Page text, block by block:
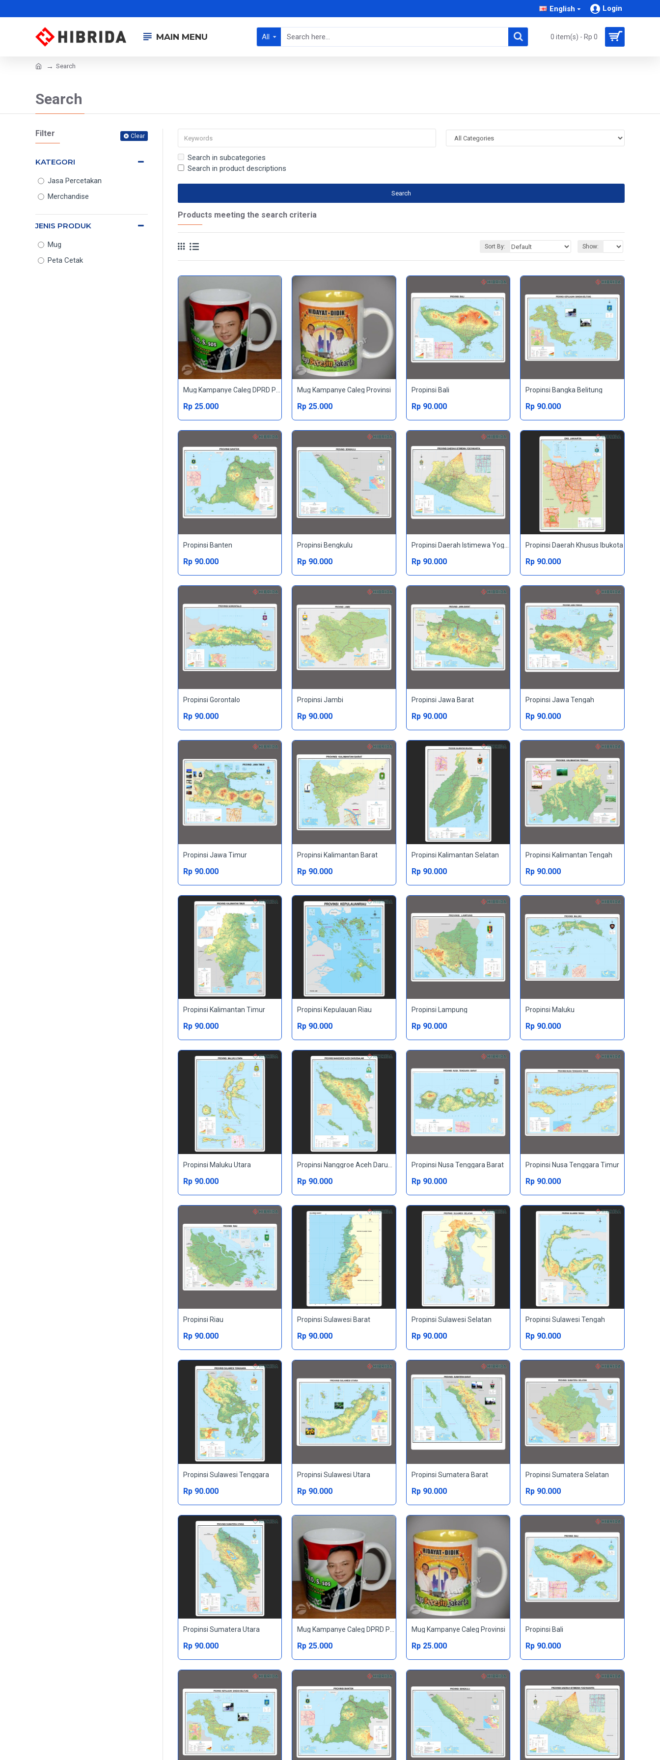
English Login
MAIN MENU All 0 item(s) - Rp 0
Search
Search
Filter Clear
KATEGORI
Jasa Percetakan
Merchandise
JENIS PRODUK
Mug
Peta Cetak
Search in subcategories
Search in product descriptions
Search
Products meeting the search criteria
Sort By: Show:
Mug Kampanye Caleg DPRD Provinsi
Rp 25.000
Mug Kampanye Caleg Provinsi
Rp 25.000
Propinsi Bali
Rp 90.000
Propinsi Bangka Belitung
Rp 90.000
Propinsi Banten
Rp 90.000
Propinsi Bengkulu
Rp 90.000 Rp 90.000
Propinsi Daerah Khusus Ibukota
Rp 90.000
Propinsi Gorontalo
Rp 90.000
Propinsi Jambi
Rp 90.000
Propinsi Jawa Barat
Rp 90.000
Propinsi Jawa Tengah
Rp 90.000
Propinsi Jawa Timur
Rp 90.000
Propinsi Kalimantan Barat
Rp 90.000
Propinsi Kalimantan Selatan
Rp 90.000
Propinsi Kalimantan Tengah
Rp 90.000
Propinsi Kalimantan Timur
Rp 90.000
Propinsi Kepulauan Riau
Rp 90.000
Propinsi Lampung
Rp 90.000
Propinsi Maluku
Rp 90.000
Propinsi Maluku Utara
Rp 90.000 Rp 90.000
Propinsi Nusa Tenggara Barat
Rp 90.000
Propinsi Nusa Tenggara Timur
Rp 90.000
Propinsi Riau
Rp 90.000
Propinsi Sulawesi Barat
Rp 90.000
Propinsi Sulawesi Selatan
Rp 90.000
Propinsi Sulawesi Tengah
Rp 90.000
Propinsi Sulawesi Tenggara
Rp 90.000
Propinsi Sulawesi Utara
Rp 90.000
Propinsi Sumatera Barat
Rp 90.000
Propinsi Sumatera Selatan
Rp 90.000
Propinsi Sumatera Utara
Rp 90.000
Mug Kampanye Caleg DPRD Provinsi
Rp 25.000
Mug Kampanye Caleg Provinsi
Rp 25.000
Propinsi Bali
Rp 90.000